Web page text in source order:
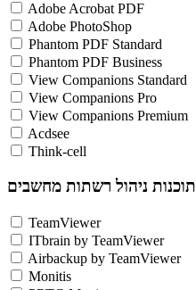
Adobe Acrobat PDF
Adobe PhotoShop
Phantom PDF Standard
Phantom PDF Business
View Companions Standard
View Companions Pro
View Companions Premium
Acdsee
Think-cell
תוכנות ניהול רשתות מחשבים
TeamViewer
ITbrain by TeamViewer
Airbackup by TeamViewer
Monitis